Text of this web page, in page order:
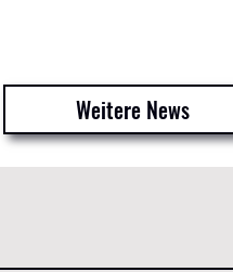
Weitere News